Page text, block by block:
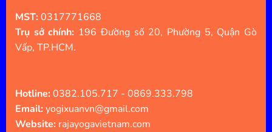
MST:0317771668
Trụ sở chính: 196 Đường số 20, Phường 5, Quận Gò
Vấp, TP.HCM.
Hotline:0382.105.717 - 0869.333.798
Email:yogixuanvn@gmail.com
Website: rajayogavietnam.com